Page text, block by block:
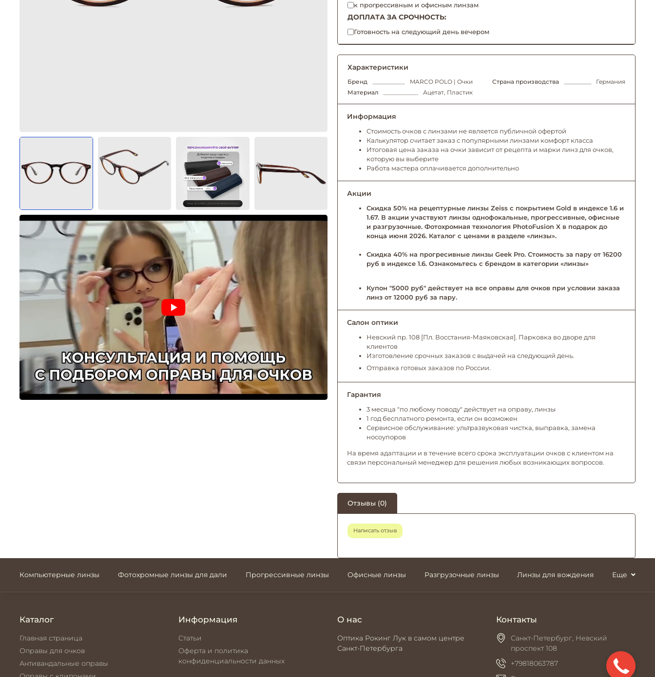
к прогрессивным и офисным линзам
ДОПЛАТА ЗА СРОЧНОСТЬ:
Готовность на следующий день вечером
Характеристики
Бренд MARCO POLO | Очки Страна производства
Германия
Материал
Ацетат, Пластик
Информация
Стоимость очков с линзами не является публичной офертой
Калькулятор считает заказ с популярными линзами комфорт класса
Итоговая цена заказа на очки зависит от рецепта и марки линз для очков,
которую вы выберите
Работа мастера оплачивается дополнительно
Акции
Скидка 50% на рецептурные линзы Zeiss с покрытием Gold в индексе 1.6 и
1.67. В акции участвуют линзы однофокальные, прогрессивные, офисные
и разгрузочные. Фотохромная технология PhotoFusion X в подарок до
конца июня 2026. Каталог с ценами в разделе «линзы».
Скидка 40% на прогресивные линзы Geek Pro. Стоимость за пару от 16200
руб в индексе 1.6. Ознакомьтесь с брендом в категории «линзы»
Купон "5000 руб" действует на все оправы для очков при условии заказа
линз от 12000 руб за пару.
Салон оптики
Невский пр. 108 [Пл. Восстания-Маяковская]. Парковка во дворе для
клиентов
Изготовление срочных заказов с выдачей на следующий день.
Отправка готовых заказов по России.
Гарантия
3 месяца "по любому поводу" действует на оправу, линзы
1 год бесплатного ремонта, если он возможен
Сервисное обслуживание: ультразвуковая чистка, выправка, замена
носоупоров
На время адаптации и в течение всего срока эксплуатации очков с клиентом на
связи персональный менеджер для решения любых возникающих вопросов.
Отзывы (0)
Написать отзыв
Компьютерные линзы Фотохромные линзы для дали Прогрессивные линзы Офисные линзы Разгрузочные линзы Линзы для вождения Еще
Каталог
Главная страница
Оправы для очков
Антивандальные оправы
Информация
Статьи
Оферта и политика
конфиденциальности данных
О нас
Оптика Рокинг Лук в самом центре
Санкт-Петербурга
Контакты
Санкт-Петербург, Невский
проспект 108
+79818063787